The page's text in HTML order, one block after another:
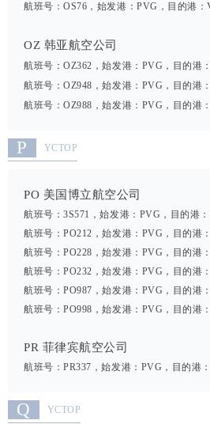
航班号：OS76，始发港：PVG，目的港
OZ 韩亚航空公司
航班号：OZ362，始发港：PVG，目的港
航班号：OZ948，始发港：PVG，目的港
航班号：OZ988，始发港：PVG，目的港
P YCTOP
PO 美国博立航空公司
航班号：3S571，始发港：PVG，目的港
航班号：PO212，始发港：PVG，目的港
航班号：PO228，始发港：PVG，目的港
航班号：PO232，始发港：PVG，目的港
航班号：PO987，始发港：PVG，目的港
航班号：PO998，始发港：PVG，目的港
PR 菲律宾航空公司
航班号：PR337，始发港：PVG，目的港
Q YCTOP